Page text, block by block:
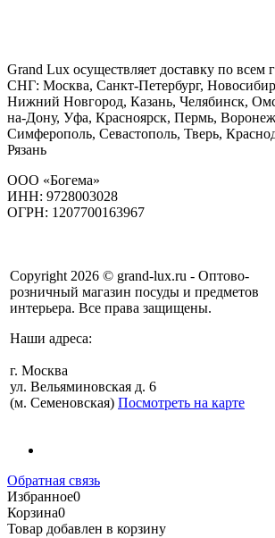
Grand Lux осуществляет доставку по всем
СНГ: Москва, Санкт-Петербург,
Нижний Новгород, Казань, Челябинск,
на-Дону, Уфа, Красноярск, Пермь,
Симферополь, Севастополь, Тверь,
Рязань
ООО «Богема»
ИНН: 9728003028
ОГРН: 1207700163967
Copyright 2026 © grand-lux.ru - Оптово-
розничный магазин посуды и предметов
интерьера. Все права защищены.
Наши адреса:
г. Москва
ул. Вельяминовская д. 6
(м. Семеновская) Посмотреть на карте
Обратная связь
Избранное0
Корзина0
Товар добавлен в корзину